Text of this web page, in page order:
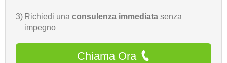
3) Richiedi una consulenza immediata senza
impegno
Chiama Ora